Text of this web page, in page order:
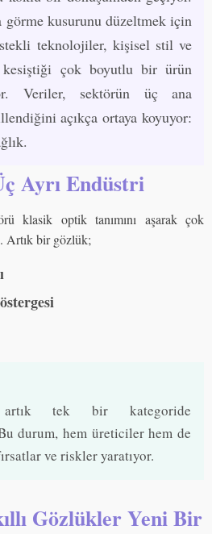
görme kusurunu düzeltmek için
teknolojiler, kişisel stil ve
kesiştiği çok boyutlu bir ürün
Veriler, sektörün üç ana
açıkça ortaya koyuyor:
Ayrı Endüstri
klasik optik tanımını aşarak çok
Artık bir gözlük;
tek bir kategoride
durum, hem üreticiler hem de
ve riskler yaratıyor.
Gözlükler Yeni Bir